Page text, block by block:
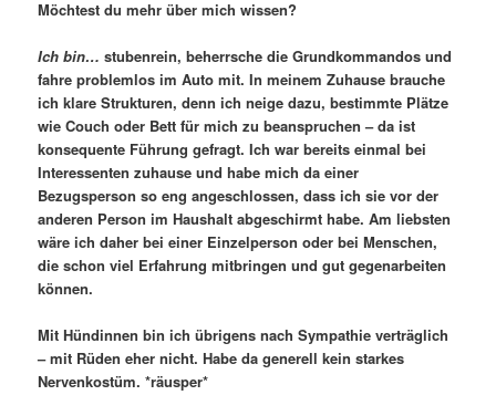
Möchtest du mehr über mich wissen?
Ich bin… stubenrein, beherrsche die Grundkommandos und
fahre problemlos im Auto mit. In meinem Zuhause brauche
ich klare Strukturen, denn ich neige dazu, bestimmte Plätze
wie Couch oder Bett für mich zu beanspruchen – da ist
konsequente Führung gefragt. Ich war bereits einmal bei
Interessenten zuhause und habe mich da einer
Bezugsperson so eng angeschlossen, dass ich sie vor der
anderen Person im Haushalt abgeschirmt habe. Am liebsten
wäre ich daher bei einer Einzelperson oder bei Menschen,
die schon viel Erfahrung mitbringen und gut gegenarbeiten
können.
Mit Hündinnen bin ich übrigens nach Sympathie verträglich
– mit Rüden eher nicht. Habe da generell kein starkes
Nervenkostüm. *räusper*